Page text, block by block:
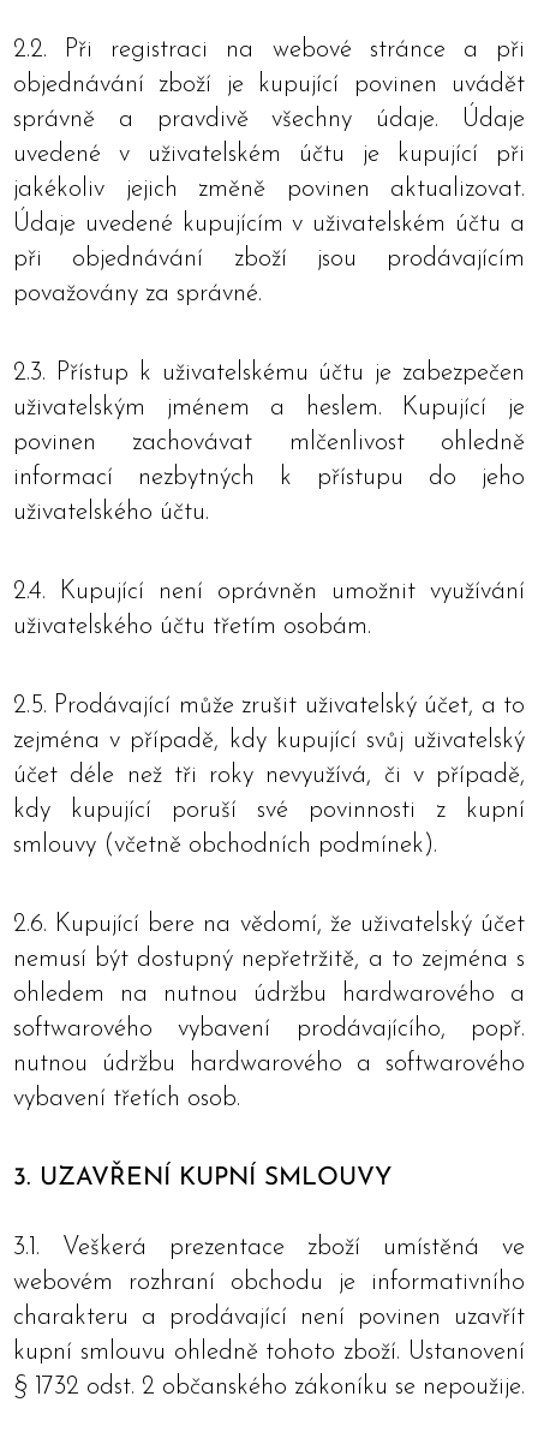
2.2. Při registraci na webové stránce a při
objednávání zboží je kupující povinen uvádět
správně a pravdivě všechny údaje. Údaje
uvedené v uživatelském účtu je kupující při
jakékoliv jejich změně povinen aktualizovat.
Údaje uvedené kupujícím v uživatelském účtu a
při objednávání zboží jsou prodávajícím
považovány za správné.
2.3. Přístup k uživatelskému účtu je zabezpečen
uživatelským jménem a heslem. Kupující je
povinen zachovávat mlčenlivost ohledně
informací nezbytných k přístupu do jeho
uživatelského účtu.
2.4. Kupující není oprávněn umožnit využívání
uživatelského účtu třetím osobám.
2.5. Prodávající může zrušit uživatelský účet, a to
zejména v případě, kdy kupující svůj uživatelský
účet déle než tři roky nevyužívá, či v případě,
kdy kupující poruší své povinnosti z kupní
smlouvy (včetně obchodních podmínek).
2.6. Kupující bere na vědomí, že uživatelský účet
nemusí být dostupný nepřetržitě, a to zejména s
ohledem na nutnou údržbu hardwarového a
softwarového vybavení prodávajícího, popř.
nutnou údržbu hardwarového a softwarového
vybavení třetích osob.
3. UZAVŘENÍ KUPNÍ SMLOUVY
3.1. Veškerá prezentace zboží umístěná ve
webovém rozhraní obchodu je informativního
charakteru a prodávající není povinen uzavřít
kupní smlouvu ohledně tohoto zboží. Ustanovení
§ 1732 odst. 2 občanského zákoníku se nepoužije.